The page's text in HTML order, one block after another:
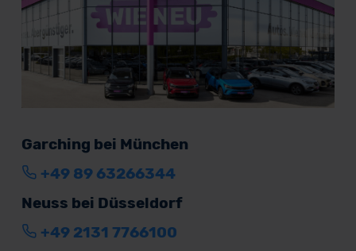
Garching bei München
+49 89 63266344
Neuss bei Düsseldorf
+49 2131 7766100